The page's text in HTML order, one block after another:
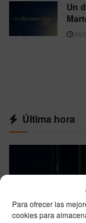
Para ofrecer las
cookies para
Un
06/
Última hora